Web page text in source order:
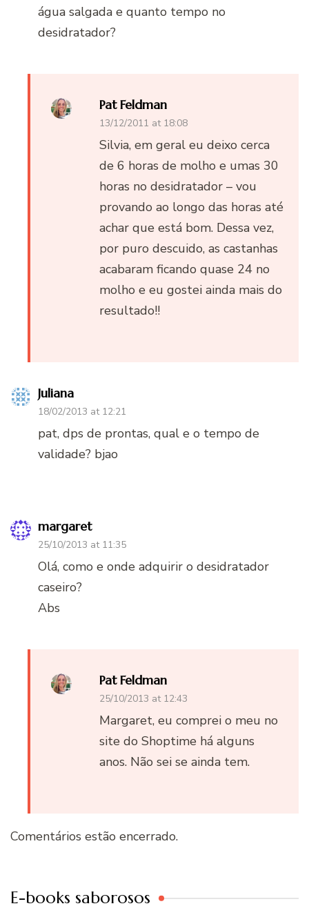
água salgada e quanto tempo no
desidratador?
Pat Feldman
13/12/2011 at 18:08
Silvia, em geral eu deixo cerca
de 6 horas de molho e umas 30
horas no desidratador – vou
provando ao longo das horas até
achar que está bom. Dessa vez,
por puro descuido, as castanhas
acabaram ficando quase 24 no
molho e eu gostei ainda mais do
resultado!!
Juliana
18/02/2013 at 12:21
pat, dps de prontas, qual e o tempo de
validade? bjao
margaret
25/10/2013 at 11:35
Olá, como e onde adquirir o desidratador
caseiro?
Abs
Pat Feldman
25/10/2013 at 12:43
Margaret, eu comprei o meu no
site do Shoptime há alguns
anos. Não sei se ainda tem.
Comentários estão encerrado.
E-books saborosos